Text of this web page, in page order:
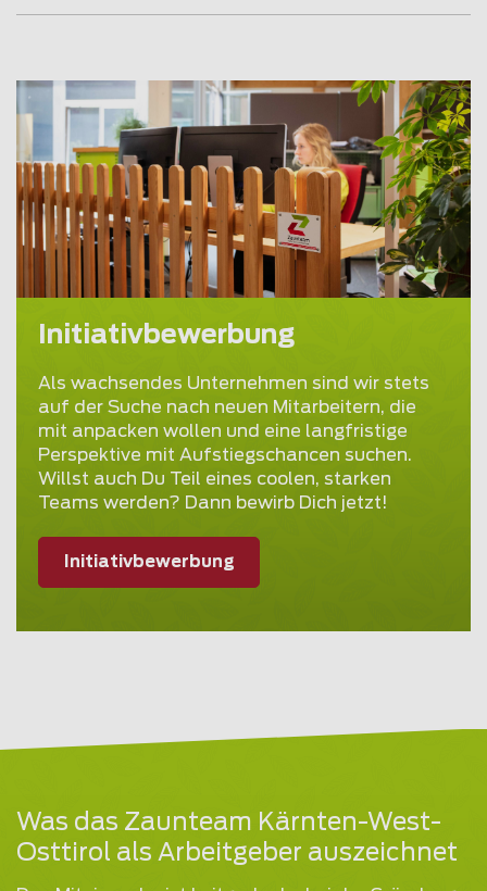
Initiativbewerbung
Als wachsendes Unternehmen sind wir stets
auf der Suche nach neuen Mitarbeitern, die
mit anpacken wollen und eine langfristige
Perspektive mit Aufstiegschancen suchen.
Willst auch Du Teil eines coolen, starken
Teams werden? Dann bewirb Dich jetzt!
Initiativbewerbung
Was das Zaunteam Kärnten-West-
Osttirol als Arbeitgeber auszeichnet